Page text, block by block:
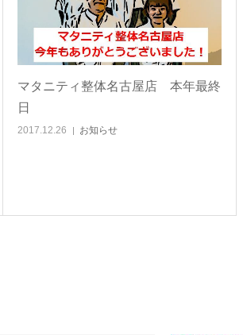
マタニティ整体名古屋店 本年最終
日
2017.12.26 お知らせ